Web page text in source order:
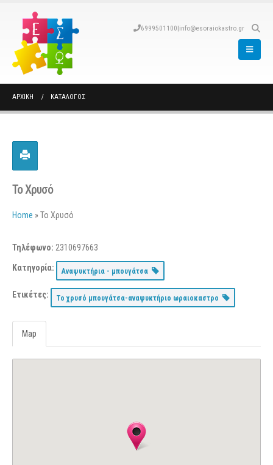
6999501100|info@esoraiokastro.gr
ΑΡΧΙΚΉ ΚΑΤΆΛΟΓΟΣ
Το Χρυσό
Home »Το Χρυσό
Τηλέφωνο: 2310697663
Κατηγορία: Αναψυκτήρια - μπουγάτσα
Ετικέτες: Το χρυσό μπουγάτσα-αναψυκτήριο ωραιοκαστρο
Map